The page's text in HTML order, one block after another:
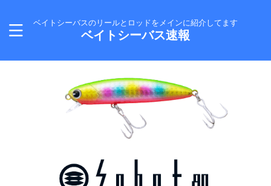
ベイトシーバスのリールとロッドをメインに紹介してます
ベイトシーバス速報